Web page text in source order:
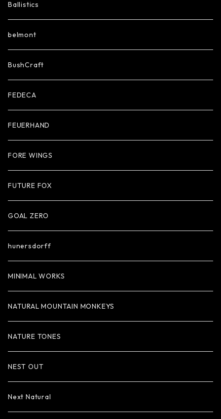
Ballistics
belmont
BushCraft
FEDECA
FEUERHAND
FORE WINGS
FUTURE FOX
GOAL ZERO
hunersdorff
MINIMAL WORKS
NATURAL MOUNTAIN MONKEYS
NATURE TONES
NEST OUT
Next Natural